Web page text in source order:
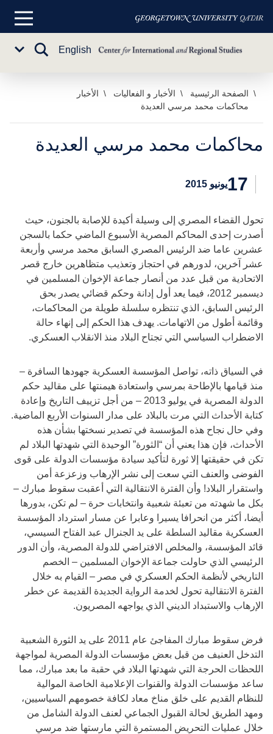
تخطي
المحتوى
القائمة
English
تبديل
الصفحة الرئيسية الأخبار و الفعاليات
الأخبار
محاكمات محمد مرسي العديدة
محاكمات محمد مرسي العديدة
17يونيو 2015
تحول القضاء المصري إلى وسيلة أكيدة للإصابة بالجنون، حيث
أصدرت إحدى المحاكم المصرية الأسبوع الماضي حكما بالسجن
عشرين عاما ضد الرئيس المصري السابق محمد مرسي وأربعة
عشر آخرين، لدورهم في احتجاز وتعذيب متظاهرين خارج قصر
الاتحادية من قبل عدد من أنصار جماعة الإخوان المسلمين في
ديسمبر 2012، فيما يعد أول إدانة وحكم قضائي يصدر بحق
الرئيس السابق، الذي تنتظره سلسلة طويلة من المحاكمات،
وقائمة أطول من الاتهامات. يهدف هذا الحكم إلى إنهاء حالة
الاضطراب السياسي التي تجتاح البلاد منذ الانقلاب العسكري.
في السياق ذاته، تواصل المؤسسة العسكرية جهودها السافرة –
منذ قيامها بالإطاحة بمرسي واستعادة هيمنتها على مقاليد حكم
الدولة المصرية في يوليو 2013 – من أجل تزييف التاريخ وإعادة
كتابة الأحداث التي مرت بالبلاد على مدار السنوات الأربع الماضية.
وفي حال نجاح هذه المؤسسة في تصدير نسختها بشأن هذه
الأحداث، فإن هذا يعني أن “الثورة” الوحيدة التي شهدتها البلاد لم
تكن في حقيقتها إلا ثورة لتأكيد سيادة مؤسسات الدولة على قوى
الفوضى والعنف التي سعت إلى نشر الإرهاب وزعزعة أمن
واستقرار البلاد! وأن الفترة الانتقالية التي أعقبت سقوط مبارك –
بكل ما شهدته من تعبئة شعبية وانتخابات حرة – لم تكن، بدورها
أيضا، أكثر من انحرافا يسيرا وعابرا عن مسار استرداد المؤسسة
العسكرية مقاليد السلطة على يد الجنرال عبد الفتاح السيسي،
قائد المؤسسة، والمخلص الافتراضي للدولة المصرية، وأن الدور
الرئيسي الذي حاولت جماعة الإخوان المسلمين – الخصم
التاريخي لأنظمة الحكم العسكري في مصر – القيام به خلال
الفترة الانتقالية تحول لخدمة الرواية الجديدة القديمة عن خطر
الإرهاب والاستبداد الديني الذي يواجهه المصريون.
فرض سقوط مبارك المفاجئ عام 2011 على يد الثورة
الشعبية
التدخل العنيف من قبل بعض مؤسسات الدولة المصرية لمواجهة
اللحظات الحرجة التي شهدتها البلاد في حقبة ما بعد مبارك، مما
ساعد مؤسسات الدولة والقنوات الإعلامية الخاصة الموالية
للنظام القديم على خلق مناخ معاد لكافة خصومهم السياسيين،
ومهد الطريق لحالة القبول الجماعي لعنف الدولة الشامل من
خلال عمليات التحريض المستمرة التي مارستها ضد مرسي